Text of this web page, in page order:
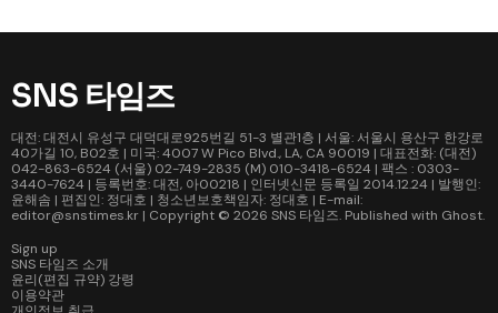
SNS 타임즈
대전: 대전시 유성구 대덕대로925번길 51-3 별관1층 | 서울: 서울시 용산구 한강로
40가길 10, B02호 | 미국: 4007 W Pico Blvd., LA, CA 90019 | 대표전화: (대전)
042-863-6524 (서울) 02-749-2835 (M) 010-3418-6524 | 팩스 : 0303-
3440-7624 | 등록번호: 대전, 아00218 | 인터넷신문 등록일 2014.12.24 | 발행인:
윤해솜 | 편집인: 정대호 | 청소년보호책임자: 정대호 | E-mail:
editor@snstimes.kr | Copyright © 2026 SNS 타임즈. Published with Ghost.
Sign up
SNS 타임즈 소개
윤리(편집 규약) 강령
이용약관